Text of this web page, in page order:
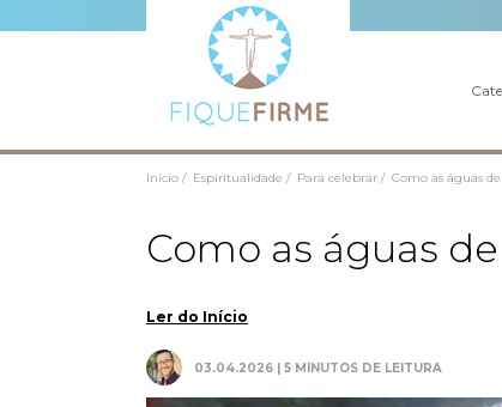
Início / Espiritualidade / Para celebrar / Como as águas
Como as águas
Ler do Início
03.04.2026 | 5 MINUTOS DE LEITURA